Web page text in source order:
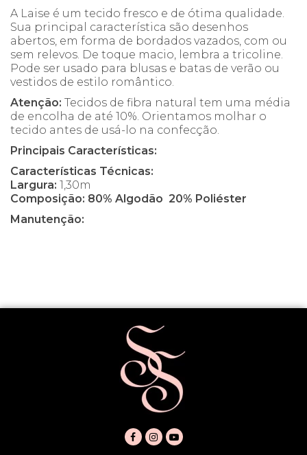
A Laise é um tecido fresco e de ótima qualidade.
Sua principal característica são desenhos
abertos, em forma de bordados vazados, com ou
sem relevos. De toque macio, lembra a tricoline.
Pode ser usado para blusas e batas de verão ou
vestidos de estilo romântico.
Atenção: Tecidos de fibra natural tem uma média
de encolha de até 10%. Orientamos molhar o
tecido antes de usá-lo na confecção.
Principais Características:
Características Técnicas:
Largura: 1,30m
Composição: 80% Algodão 20% Poliéster
Manutenção: